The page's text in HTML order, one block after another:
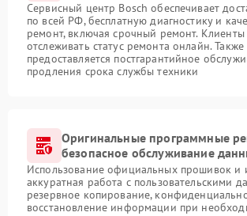
Сервисный центр Bosch обеспечивает
по всей РФ, бесплатную диагностику и
ремонт, включая срочный ремонт. Клиенты
отслеживать статус ремонта онлайн. Также
предоставляется постгарантийное
продления срока службы техники
Оригинальные программные
безопасное обслуживание
Использование официальных прошивок и
аккуратная работа с пользовательскими
резервное копирование,
восстановление информации при